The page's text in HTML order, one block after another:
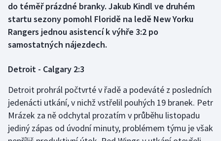
Curling
Dostihy
Golf
Gymnastika
do téměř prázdné branky. Jakub Kindl ve druhém
startu sezony pomohl Floridě na ledě New Yorku
Rangers jednou asistencí k výhře 3:2 po
samostatných nájezdech.
Detroit - Calgary 2:3
Detroit prohrál počtvrté v řadě a podeváté z posledních
jedenácti utkání, v nichž vstřelil pouhých 19 branek. Petr
Mrázek za ně odchytal prozatím v průběhu listopadu
jediný zápas od úvodní minuty, problémem týmu je však